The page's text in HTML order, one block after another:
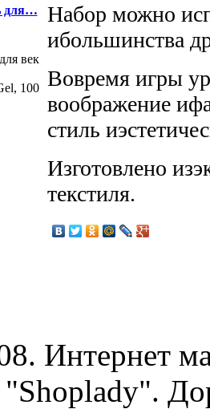
для…
век
100
Набор можно
ибольшинства
Вовремя игры
воображение
стиль
Изготовлено
текстиля.
Интернет
"Shoplady".